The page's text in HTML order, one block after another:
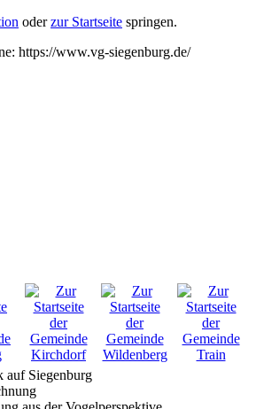
oderzur Startseite springen.
https://www.vg-siegenburg.de/